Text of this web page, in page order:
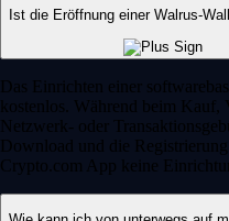
Ist die Eröffnung einer Walrus-
Das Einrichten einer
kostenlos. Während beim Kauf,
Netzwerk- oder
Download und die
Crypto.com App keine